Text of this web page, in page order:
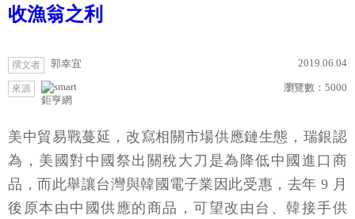
收漁翁之利
撰文者 郭幸宜 2019.06.04
來源
鉅亨網
瀏覽數： 5000
美中貿易戰蔓延，改寫相關市場供應鏈生態，瑞銀認
為，美國對中國祭出關稅大刀是為降低中國進口商
品，而此舉讓台灣與韓國電子業因此受惠，去年 9 月
後原本由中國供應的商品，可望改由台、韓接手供